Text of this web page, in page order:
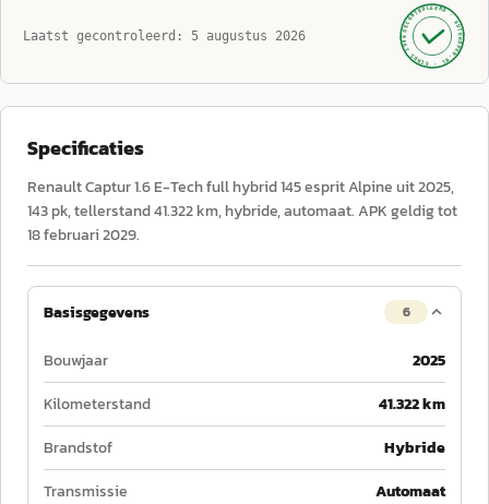
Laatst gecontroleerd: 5 augustus 2026 GECONTROLEERD ·
AUTOKOPEN.NL
· SINDS 1999 ·
Specificaties
Renault Captur 1.6 E-Tech full hybrid 145 esprit Alpine uit 2025,
143 pk, tellerstand 41.322 km, hybride, automaat. APK geldig tot
18 februari 2029.
Basisgegevens 6
Bouwjaar
2025
Kilometerstand
41.322 km
Brandstof
Hybride
Transmissie
Automaat